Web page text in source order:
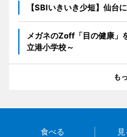
【SBIいきいき少短】仙台
メガネのZoff「目の健康」
立港小学校～
も
食べる